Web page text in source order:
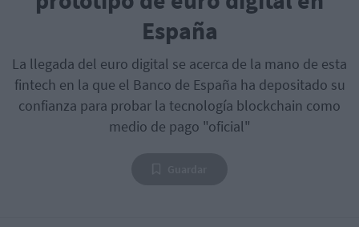
España
La llegada del euro digital se acerca de la mano de esta
fintech en la que el Banco de España ha depositado su
confianza para probar la tecnología blockchain como
medio de pago "oficial"